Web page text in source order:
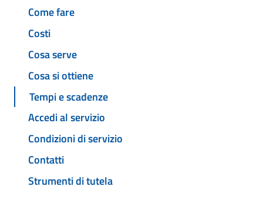
Come fare
Costi
Cosa serve
Cosa si ottiene
Tempi e scadenze
Accedi al servizio
Condizioni di servizio
Contatti
Strumenti di tutela